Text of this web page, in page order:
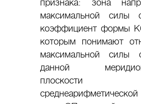
признака: зона
максимальной силы
коэффициент формы
которым понимают
максимальной силы
данной